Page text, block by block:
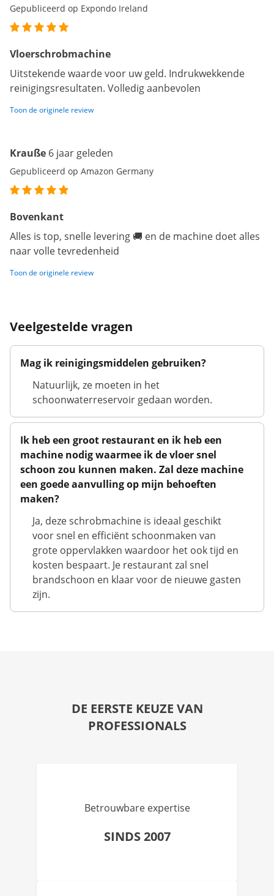
Gepubliceerd op Expondo Ireland
Vloerschrobmachine
Uitstekende waarde voor uw geld. Indrukwekkende
reinigingsresultaten. Volledig aanbevolen
Toon de originele review
Krauße 6 jaar geleden
Gepubliceerd op Amazon Germany
Bovenkant
Alles is top, snelle levering 🚚 en de machine doet alles
naar volle tevredenheid
Toon de originele review
Veelgestelde vragen
Mag ik reinigingsmiddelen gebruiken?
Natuurlijk, ze moeten in het
schoonwaterreservoir gedaan worden.
Ik heb een groot restaurant en ik heb een
machine nodig waarmee ik de vloer snel
schoon zou kunnen maken. Zal deze machine
een goede aanvulling op mijn behoeften
maken?
Ja, deze schrobmachine is ideaal geschikt
voor snel en efficiënt schoonmaken van
grote oppervlakken waardoor het ook tijd en
kosten bespaart. Je restaurant zal snel
brandschoon en klaar voor de nieuwe gasten
zijn.
DE EERSTE KEUZE VAN
PROFESSIONALS
Betrouwbare expertise
SINDS 2007